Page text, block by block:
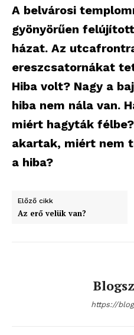
A belvárosi
gyönyörűen
házat. Az
ereszcsatornákat
Hiba volt? Nagy a
hiba nem nála van.
miért hagyták
akartak, miért nem
a hiba?
Előző cikk
Az erő velük van?
https://